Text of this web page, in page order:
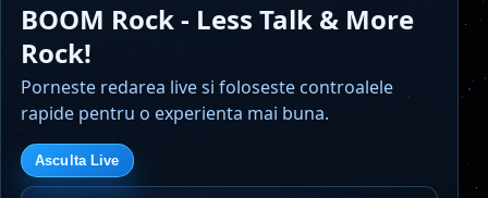
BOOM Rock - Less Talk & More
Rock!
Porneste redarea live si foloseste controalele
rapide pentru o experienta mai buna.
Asculta Live